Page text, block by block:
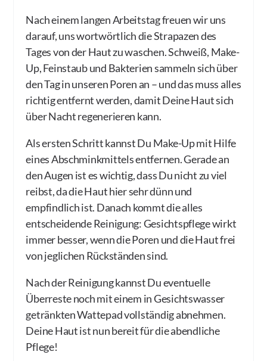
Nach einem langen Arbeitstag freuen wir uns
darauf, uns wortwörtlich die Strapazen des
Tages von der Haut zu waschen. Schweiß, Make-
Up, Feinstaub und Bakterien sammeln sich über
den Tag in unseren Poren an – und das muss alles
richtig entfernt werden, damit Deine Haut sich
über Nacht regenerieren kann.
Als ersten Schritt kannst Du Make-Up mit Hilfe
eines Abschminkmittels entfernen. Gerade an
den Augen ist es wichtig, dass Du nicht zu viel
reibst, da die Haut hier sehr dünn und
empfindlich ist. Danach kommt die alles
entscheidende Reinigung: Gesichtspflege wirkt
immer besser, wenn die Poren und die Haut frei
von jeglichen Rückständen sind.
Nach der Reinigung kannst Du eventuelle
Überreste noch mit einem in Gesichtswasser
getränkten Wattepad vollständig abnehmen.
Deine Haut ist nun bereit für die abendliche
Pflege!